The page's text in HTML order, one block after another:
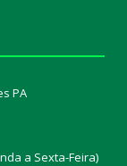
PA
a Sexta-Feira)